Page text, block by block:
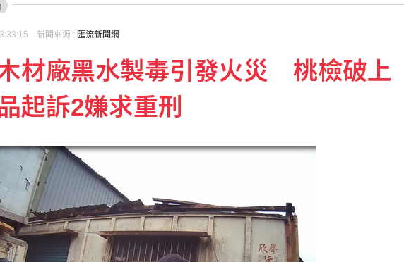
分析：劃分航道解封荷莫茲 伊朗變相取得海峽控制
盧秀燕為什麼不鬆口選總統？鄭照新揭答案
新聞來源 : 匯流新聞網
材廠黑水製毒引發火災 桃檢破上
起訴2嫌求重刑